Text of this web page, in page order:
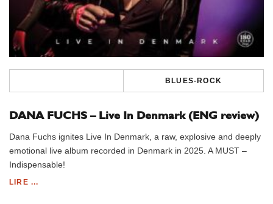
BLUES-ROCK
DANA FUCHS – Live In Denmark (ENG review)
Dana Fuchs ignites Live In Denmark, a raw, explosive and deeply
emotional live album recorded in Denmark in 2025. A MUST –
Indispensable!
LIRE ...